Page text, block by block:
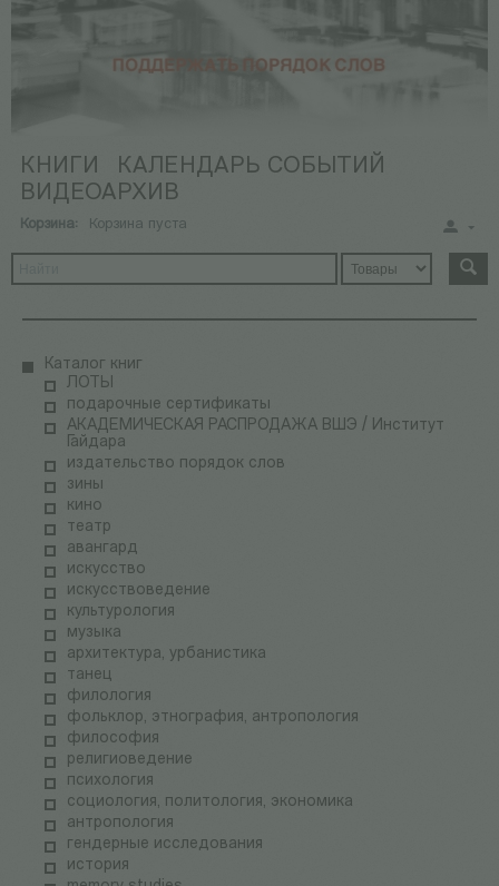
КНИГИ
КАЛЕНДАРЬ СОБЫТИЙ
ВИДЕОАРХИВ
Корзина: Корзина пуста
Каталог книг
ЛОТЫ
подарочные сертификаты
АКАДЕМИЧЕСКАЯ РАСПРОДАЖА ВШЭ / Институт
Гайдара
издательство порядок слов
зины
кино
театр
авангард
искусство
искусствоведение
культурология
музыка
архитектура, урбанистика
танец
филология
фольклор, этнография, антропология
философия
религиоведение
психология
социология, политология, экономика
антропология
гендерные исследования
история